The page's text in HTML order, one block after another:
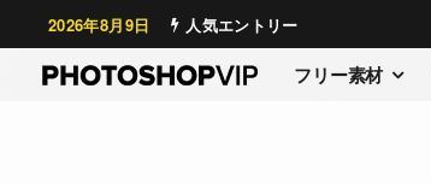
2026年8月9日 人気エントリー
フリー素材